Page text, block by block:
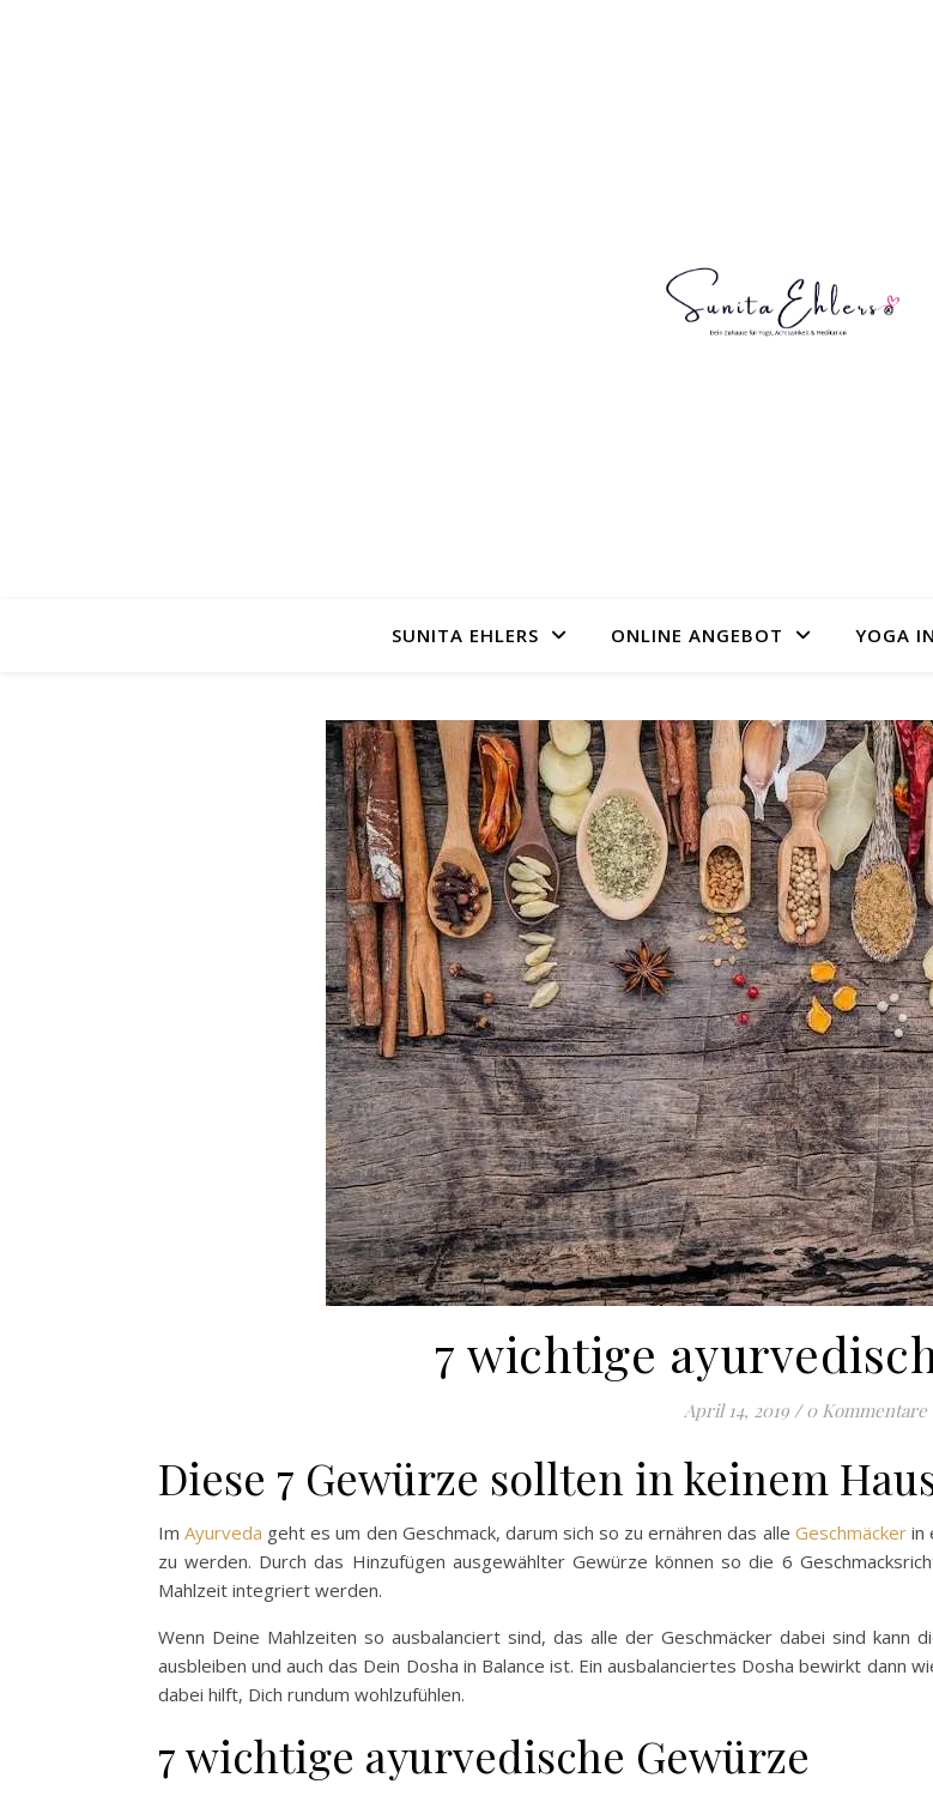
SUNITA EHLERS ONLINE ANGEBOT YOGA
7 wichtige
April 14, 2019 / 0 Kommentare
Diese 7 Gewürze sollten in keinem
ImAyurveda geht es um den Geschmack, darum sich so zu ernähren das alle Geschmäckerin
zu werden. Durch das Hinzufügen ausgewählter Gewürze können so die 6
Mahlzeit integriert werden.
Wenn Deine Mahlzeiten so ausbalanciert sind, das alle der Geschmäcker dabei sind kann
ausbleiben und auch das Dein Dosha in Balance ist. Ein ausbalanciertes Dosha bewirkt dann
dabei hilft, Dich rundum wohlzufühlen.
7 wichtige ayurvedische Gewürze